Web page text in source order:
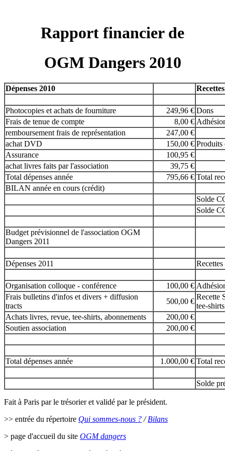
Rapport financier de
OGM Dangers 2010
Dépenses 2010
Photocopies et achats de fourniture 249,96 € Dons
Frais de tenue de compte
8,00 €
remboursement frais de représentation
247,00 €
achat DVD
150,00 € Produits
Assurance
100,95 €
achat livres faits par l'association
39,75 €
Total dépenses année
795,66 € Total
BILAN année en cours (crédit)
Solde
Solde
Budget prévisionnel de l'association OGM
Dangers 2011
Dépenses 2011
Organisation colloque - conférence 100,00 €
Frais bulletins d'infos et divers + diffusion
tracts
500,00 €
Recette
tee-shirts
Achats livres, revue, tee-shirts, abonnements
200,00 €
Soutien association
200,00 €
Total dépenses année 1.000,00 € Total
Solde
Fait à Paris par le trésorier et validé par le président.
>> entrée du répertoire Qui sommes-nous ? /Bilans
> page d'accueil du site OGM dangers